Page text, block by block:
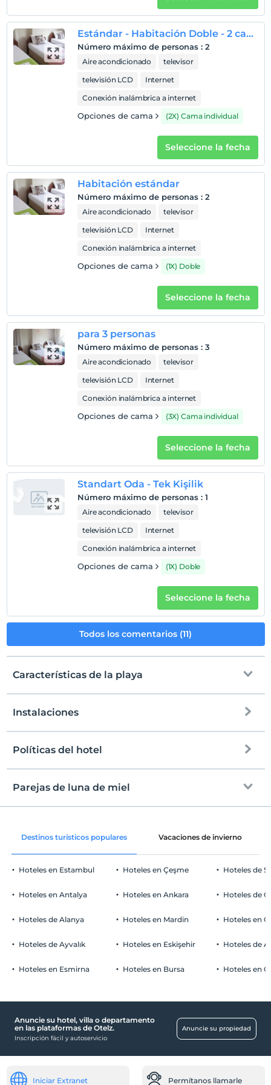
Mostrar en el
mapa
Después de 14:00
Mascotas no permitidas
Áreas para fumar
habitaciones para no fumadores
Los bebés menores de 2 no pagan
1 niño(s) hasta la edad de 6 por habitación no se cobra
Estándar - Habitación Doble - 2 camas
Número máximo de personas : 2
Aire acondicionado
televisor
televisión LCD
Internet
Conexión inalámbrica a internet
Opciones de cama (2X) Cama individual
Seleccione la fecha
Habitación estándar
Número máximo de personas : 2
Aire acondicionado
televisor
televisión LCD
Internet
Conexión inalámbrica a internet
Opciones de cama (1X) Doble
Seleccione la fecha
para 3 personas
Número máximo de personas : 3
Aire acondicionado
televisor
televisión LCD
Internet
Conexión inalámbrica a internet
Opciones de cama (3X) Cama individual
Seleccione la fecha
Standart Oda - Tek Kişilik
Número máximo de personas : 1
Aire acondicionado
televisor
televisión LCD
Internet
Conexión inalámbrica a internet
Opciones de cama (1X) Doble
Seleccione la fecha
Todos los comentarios (11)
Características de la playa
a la playa
playa publica
Instalaciones
Libre wifi
Aparcamiento (en el sitio)
Haga clic para ver las Notas Especiales.
Restaurante
Bebé
cuna
Fax / fotocopia
Políticas del hotel
Entrada
Después de 14:00
Salida
Mascotas
Niños
1 niño(s) hasta la edad de 6 por habitación no se cobra
Parejas de luna de miel
decoración de la habitación
Destinos turísticos populares Vacaciones de invierno
Hoteles en Estambul
Hoteles en Antalya
Hoteles de Alanya
Hoteles de Ayvalık
Hoteles en Esmirna
Hoteles en Çeşme
Hoteles en Ankara
Hoteles en Mardin
Hoteles en Eskişehir
Hoteles en Bursa
Hoteles de
Hoteles de
Hoteles en
Hoteles de
Hoteles en
Anuncie su hotel, villa o departamento
en las plataformas de Otelz.
Inscripción fácil y autoservicio
Anuncie su propiedad
Iniciar Extranet Permítanos llamarle